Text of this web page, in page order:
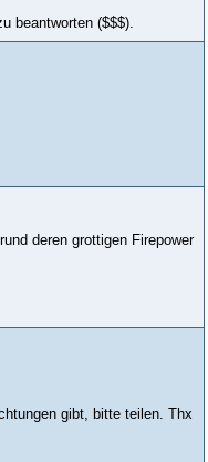
beantworten ($$$).
deren grottigen Firepower
gibt, bitte teilen. Thx